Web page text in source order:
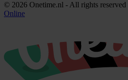
© 2026 Onetime.nl - All rights reserved |
Online